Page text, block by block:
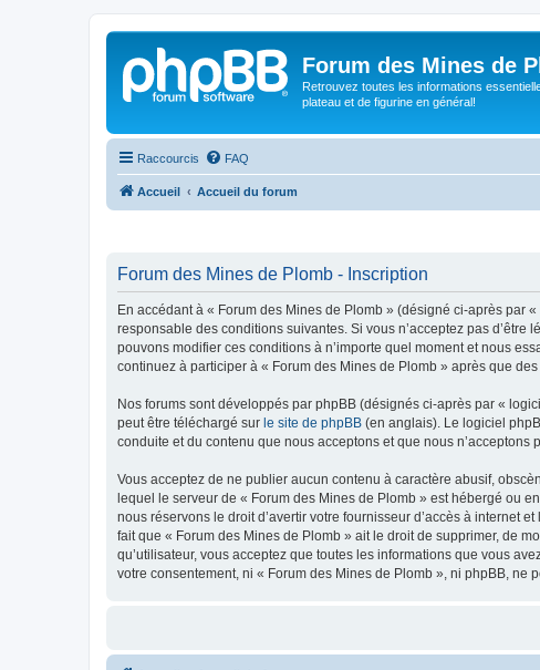
Forum des Mines de
Retrouvez toutes les informations
plateau et de figurine en général!
Raccourcis FAQ
Accueil Accueil du forum
Forum des Mines de Plomb - Inscription
En accédant à « Forum des Mines de Plomb » (désigné ci-après par
responsable des conditions suivantes. Si vous n’acceptez pas
pouvons modifier ces conditions à n’importe quel moment et nous
continuez à participer à « Forum des Mines de Plomb » après que
Nos forums sont développés par phpBB (désignés ci-après par «
peut être téléchargé sur le site de phpBB (en anglais). Le logiciel
conduite et du contenu que nous acceptons et que nous
Vous acceptez de ne publier aucun contenu à caractère abusif,
lequel le serveur de « Forum des Mines de Plomb » est hébergé ou
nous réservons le droit d’avertir votre fournisseur d’accès à internet
fait que « Forum des Mines de Plomb » ait le droit de supprimer, de
qu’utilisateur, vous acceptez que toutes les informations que vous
votre consentement, ni « Forum des Mines de Plomb », ni phpBB,